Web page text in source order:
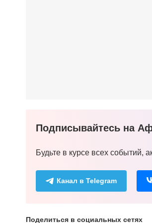
Подписывайтесь на
Будьте в курсе всех событий,
Канал в Telegram
Поделиться в социальных сетях